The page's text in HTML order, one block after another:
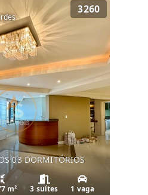
3260
03 DORMITÓRIOS
m² 3 suítes 1 vaga